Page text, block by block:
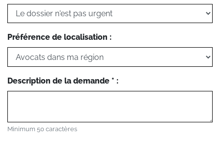
Préférence de localisation :
Description de la demande * :
Minimum 50 caractères